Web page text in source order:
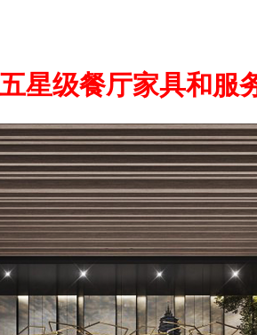
星级餐厅家具和服